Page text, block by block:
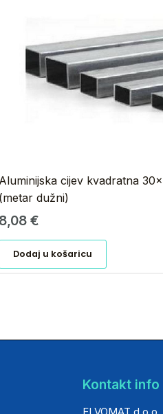
Aluminijska cijev kvadratna
(metar dužni)
8,08€
Dodaj u košaricu
Kontakt info